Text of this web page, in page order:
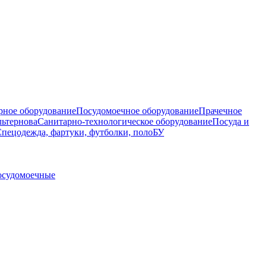
оборудованиеПосудомоечное оборудованиеПрачечное
Санитарно-технологическое оборудованиеПосуда и
фартуки, футболки, полоБУ